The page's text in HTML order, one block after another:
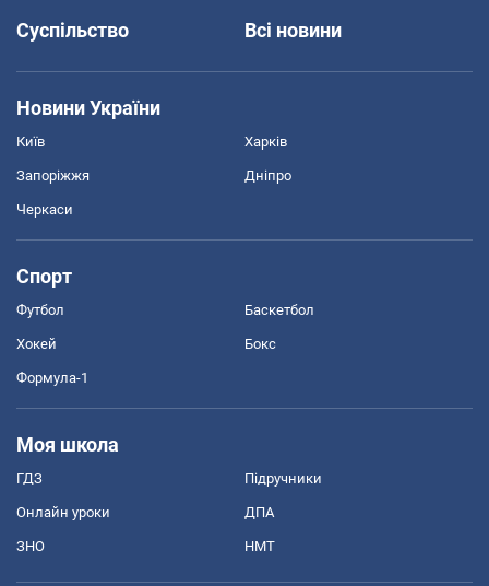
Суспільство
Всі новини
Новини України
Київ Харків
Запоріжжя Дніпро
Черкаси
Спорт
Футбол Баскетбол
Хокей Бокс
Формула-1
Моя школа
ГДЗ Підручники
Онлайн уроки ДПА
ЗНО НМТ